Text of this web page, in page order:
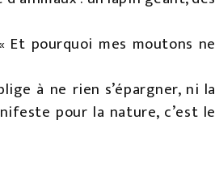
pourquoi mes moutons ne
à ne rien s’épargner, ni la
pour la nature, c’est le